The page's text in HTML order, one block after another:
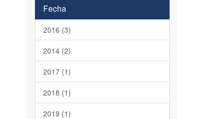
Fecha
2016 (3)
2014 (2)
2017 (1)
2018 (1)
2019 (1)